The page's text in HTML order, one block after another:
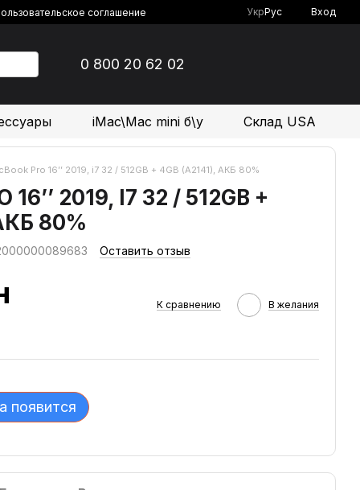
соглашение
УкрРус Вход
0 800 20 62 02
iMac\Mac mini б\у Склад USA
Pro 16’’ 2019, i7 32 / 512GB + 4GB (A2141), АКБ 80%
16’’ 2019, I7 32 / 512GB +
80%
Оставить отзыв
К сравнению В желания
появится